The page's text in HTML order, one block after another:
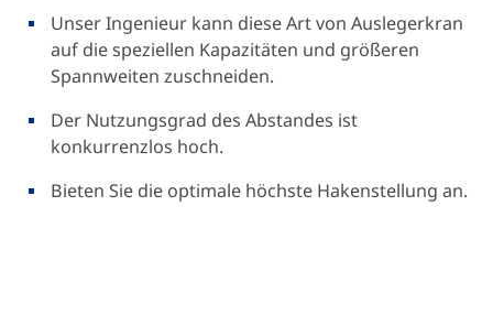
Unser Ingenieur kann diese Art von Auslegerkran
auf die speziellen Kapazitäten und größeren
Spannweiten zuschneiden.
Der Nutzungsgrad des Abstandes ist
konkurrenzlos hoch.
Bieten Sie die optimale höchste Hakenstellung an.